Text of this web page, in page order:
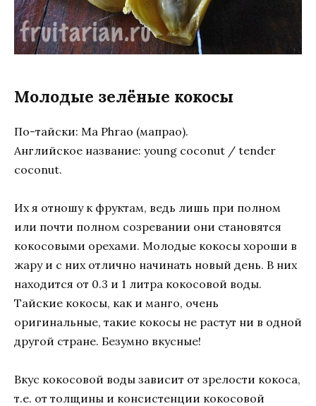
Молодые зелёные кокосы
По-тайски: Ma Phrao (мапрао).
Английское название: young coconut / tender
coconut.
Их я отношу к фруктам, ведь лишь при полном
или почти полном созревании они становятся
кокосовыми орехами. Молодые кокосы хороши в
жару и с них отлично начинать новый день. В них
находится от 0.3 и 1 литра кокосовой воды.
Тайские кокосы, как и манго, очень
оригинальные, такие кокосы не растут ни в одной
другой стране. Безумно вкусные!
Вкус кокосовой воды зависит от зрелости кокоса,
т.е. от толщины и консистенции кокосовой